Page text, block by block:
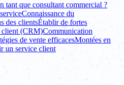
tant que consultant commercial ?
Connaissance du
des clientsÉtablir de fortes
client (CRM)Communication
de vente efficacesMontées en
un service client